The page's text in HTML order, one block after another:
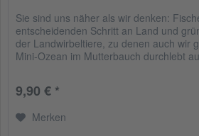
Sie sind uns näher als wir denken:
entscheidenden Schritt an Land und
der Landwirbeltiere, zu denen auch wir
Mini-Ozean im Mutterbauch durchlebt
9,90 € *
Merken